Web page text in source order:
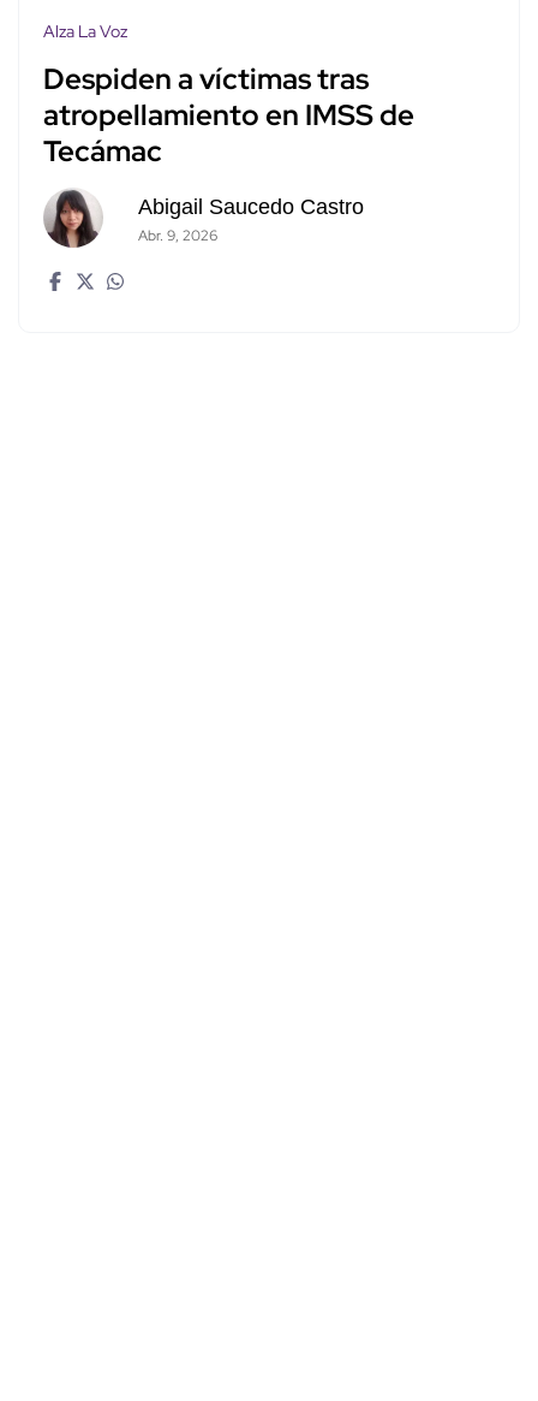
Alza La Voz
Despiden a víctimas tras
atropellamiento en IMSS de
Tecámac
Abigail Saucedo Castro
Abr. 9, 2026